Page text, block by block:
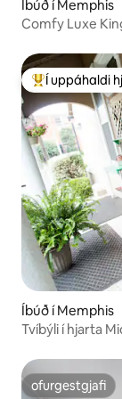
Íbúð í Memphis
Comfy Luxe
Í mestu
Í uppáhaldi
Íbúð í Memphis
Tvíbýli í hjarta
ofurgestgjafi
ofurgestgjafi